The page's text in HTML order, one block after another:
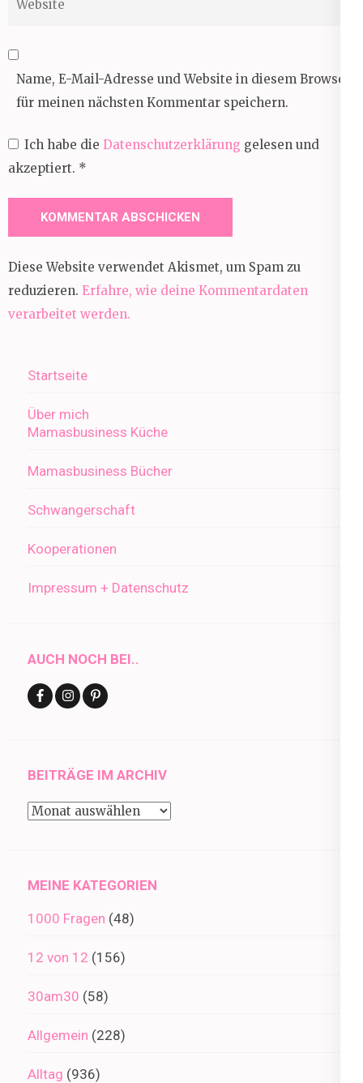
Name, E-Mail-Adresse und Website in diesem Browser
für meinen nächsten Kommentar speichern.
Ich habe die Datenschutzerklärung gelesen und
akzeptiert. *
Diese Website verwendet Akismet, um Spam zu
reduzieren. Erfahre, wie deine Kommentardaten
verarbeitet werden.
Startseite
Über mich
Mamasbusiness Küche
Mamasbusiness Bücher
Schwangerschaft
Kooperationen
Impressum + Datenschutz
AUCH NOCH BEI..
BEITRÄGE IM ARCHIV
Beiträge
MEINE KATEGORIEN
1000 Fragen (48)
12 von 12 (156)
30am30 (58)
Allgemein (228)
Alltag (936)